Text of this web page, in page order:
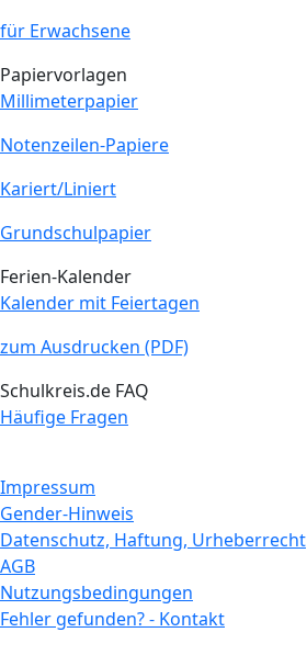
für Erwachsene
Papiervorlagen
Millimeterpapier
Notenzeilen-Papiere
Kariert/Liniert
Grundschulpapier
Ferien-Kalender
Kalender mit Feiertagen
zum Ausdrucken (PDF)
Schulkreis.de FAQ
Häufige Fragen
Impressum
Gender-Hinweis
Datenschutz, Haftung, Urheberrecht
AGB
Nutzungsbedingungen
Fehler gefunden? - Kontakt